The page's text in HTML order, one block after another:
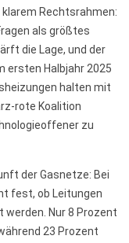
Rechtsrahmen:
als größtes
die Lage, und der
ersten Halbjahr 2025
halten mit
rote Koalition
zu
der Gasnetze: Bei
fest, ob Leitungen
Nur 8 Prozent
23 Prozent